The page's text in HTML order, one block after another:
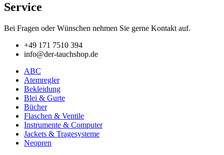
Optionen
auf
der
Service
Bei Fragen oder Wünschen nehmen Sie gerne Kontakt auf.
+49 171 7510 394
info@der-tauchshop.de
ABC
Atemregler
Bekleidung
Blei & Gurte
Bücher
Flaschen & Ventile
Instrumente & Computer
Jackets & Tragesysteme
Neopren